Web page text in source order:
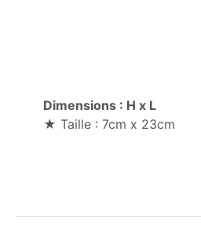
Dimensions : H x L
★ Taille : 7cm x 23cm